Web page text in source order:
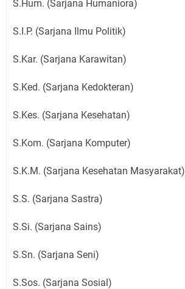
S.Hum. (Sarjana Humaniora)
S.I.P. (Sarjana Ilmu Politik)
S.Kar. (Sarjana Karawitan)
S.Ked. (Sarjana Kedokteran)
S.Kes. (Sarjana Kesehatan)
S.Kom. (Sarjana Komputer)
S.K.M. (Sarjana Kesehatan Masyarakat)
S.S. (Sarjana Sastra)
S.Si. (Sarjana Sains)
S.Sn. (Sarjana Seni)
S.Sos. (Sarjana Sosial)